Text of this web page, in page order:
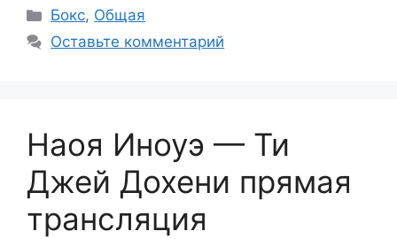
Рубрики
Бокс, Общая
Оставьте комментарий
Наоя Иноуэ — Ти
Джей Дохени прямая
трансляция